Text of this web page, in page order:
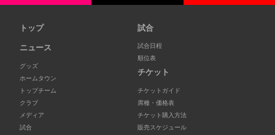
トップ
ニュース
グッズ
ホームタウン
トップチーム
クラブ
メディア
試合
試合
試合日程
順位表
チケット
チケットガイド
席種・価格表
チケット購入方法
販売スケジュール